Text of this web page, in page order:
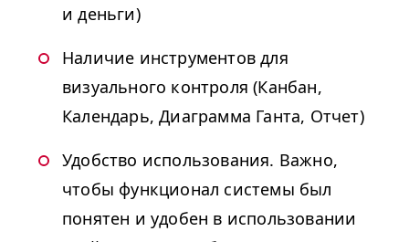
и деньги)
Наличие инструментов для
визуального контроля (Канбан,
Календарь, Диаграмма Ганта, Отчет)
Удобство использования. Важно,
чтобы функционал системы был
понятен и удобен в использовании